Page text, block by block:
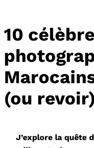
10
(ou revoir)
J’explore la quête